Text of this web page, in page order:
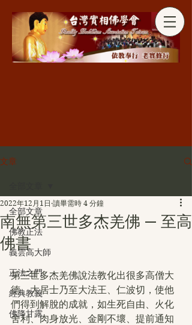
分享
文章
全部文章
佛教正法
義雲高大師
正法之門
經典教義
佛降甘露
南無第三世多杰羌佛 — 至高
佛書
2022年12月1日 讀畢需時 4 分鐘
第三世多杰羌佛說法教化出很多高僧大
德、大居士乃至大法王、仁波切，使他
們得到解脫的成就，如生死自由、火化
舍利、肉身放光、金剛不壞、提前通知